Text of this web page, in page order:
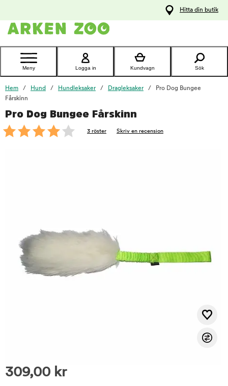
Kontakta
Hitta din butik
Meny Logga in Kundvagn Sök
Hem Hund Hundleksaker Dragleksaker
Pro Dog Bungee
Fårskinn
Pro Dog Bungee Fårskinn
3 röster Skriv en recension
309,00 kr
foo